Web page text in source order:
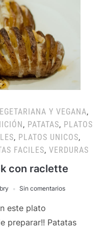
Y VEGANA,
, PATATAS, PLATOS
, PLATOS UNICOS,
FACILES, VERDURAS
con raclette
Sin comentarios
este plato
preparar!! Patatas